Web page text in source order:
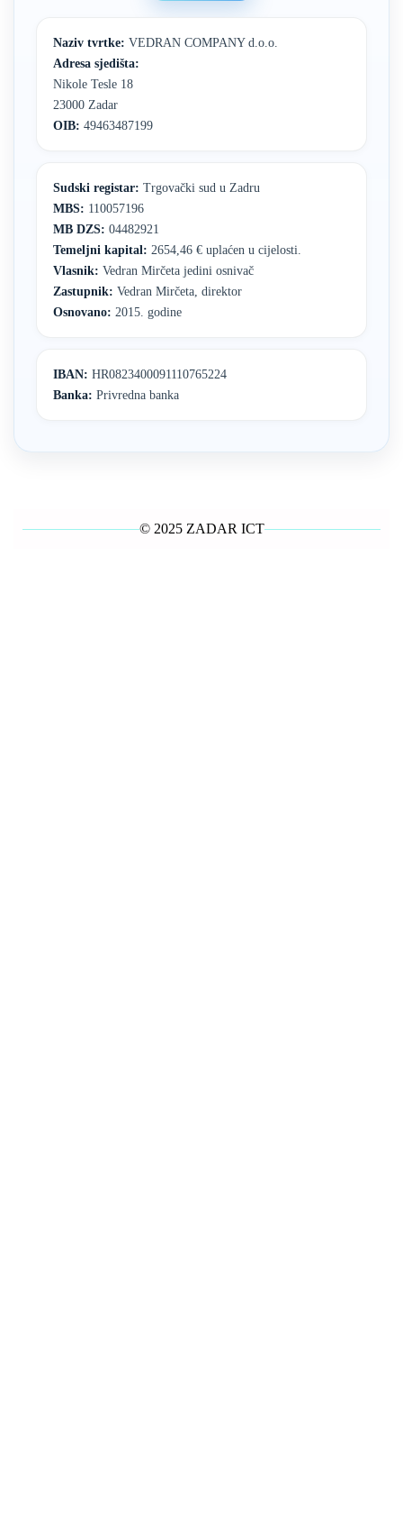
Naziv tvrtke: VEDRAN COMPANY d.o.o.
Adresa sjedišta:
Nikole Tesle 18
23000 Zadar
OIB: 49463487199
Sudski registar: Trgovački sud u Zadru
MBS: 110057196
MB DZS: 04482921
Temeljni kapital: 2654,46 € uplaćen u cijelosti.
Vlasnik: Vedran Mirčeta jedini osnivač
Zastupnik: Vedran Mirčeta, direktor
Osnovano: 2015. godine
IBAN: HR0823400091110765224
Banka: Privredna banka
© 2025 ZADAR ICT